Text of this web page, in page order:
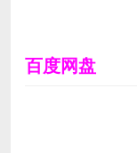
百度网盘